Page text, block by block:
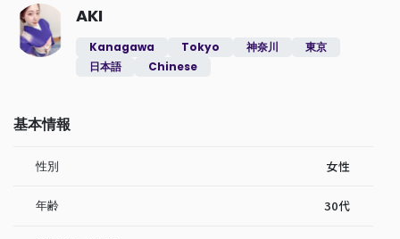
AKI
Kanagawa Tokyo 神奈川
東京
日本語
Chinese
基本情報
性別 女性
年齢 30代